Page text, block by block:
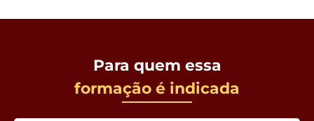
Para quem essa
formação é indicada